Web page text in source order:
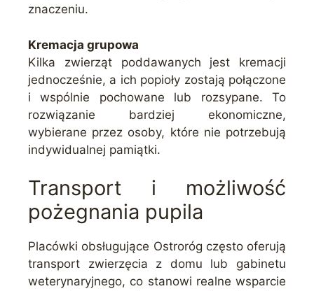
znaczeniu.
Kremacja grupowa
Kilka zwierząt poddawanych jest kremacji
jednocześnie, a ich popioły zostają połączone
i wspólnie pochowane lub rozsypane. To
rozwiązanie bardziej ekonomiczne,
wybierane przez osoby, które nie potrzebują
indywidualnej pamiątki.
Transport i możliwość
pożegnania pupila
Placówki obsługujące Ostroróg często oferują
transport zwierzęcia z domu lub gabinetu
weterynaryjnego, co stanowi realne wsparcie